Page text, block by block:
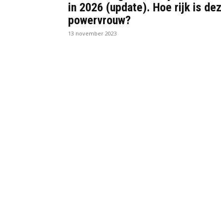
in 2026 (update). Hoe rijk is
powervrouw?
13 november 2023